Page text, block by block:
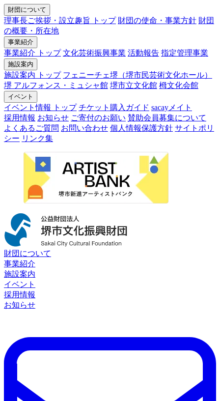
財団について
理事長ご挨拶・設立趣旨 トップ 財団の使命・事業方針 財団
の概要・所在地
事業紹介
事業紹介 トップ 文化芸術振興事業 活動報告 指定管理事業
施設案内
施設案内 トップ フェニーチェ堺（堺市民芸術文化ホール）
堺 アルフォンス・ミュシャ館 堺市立文化館 栂文化会館
イベント
イベント情報 トップ チケット購入ガイド sacayメイト
採用情報 お知らせ ご寄付のお願い 賛助会員募集について
よくあるご質問 お問い合わせ 個人情報保護方針 サイトポリ
シー リンク集
財団について
事業紹介
施設案内
イベント
採用情報
お知らせ